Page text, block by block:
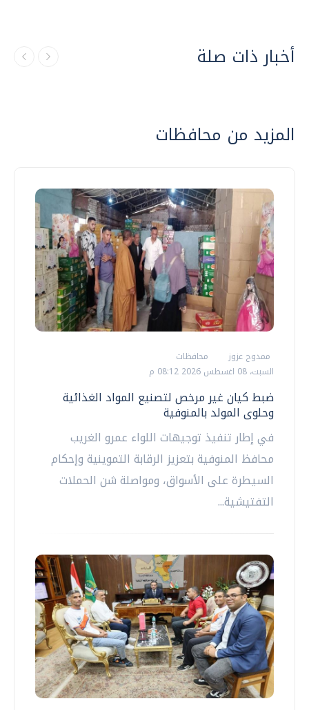
أخبار ذات صلة
المزيد من محافظات
ممدوح عزوز
محافظات
السبت، 08 اغسطس 2026 08:12 م
ضبط كيان غير مرخص لتصنيع المواد الغذائية
وحلوى المولد بالمنوفية
في إطار تنفيذ توجيهات اللواء عمرو الغريب
محافظ المنوفية بتعزيز الرقابة التموينية وإحكام
السيطرة على الأسواق، ومواصلة شن الحملات
التفتيشية...